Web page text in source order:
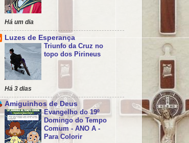
Há um dia
Luzes de Esperança
Triunfo da Cruz no
topo dos Pirineus
Há 3 dias
Amiguinhos de Deus
Evangelho do 19º
Domingo do Tempo
Comum - ANO A -
Para Colorir